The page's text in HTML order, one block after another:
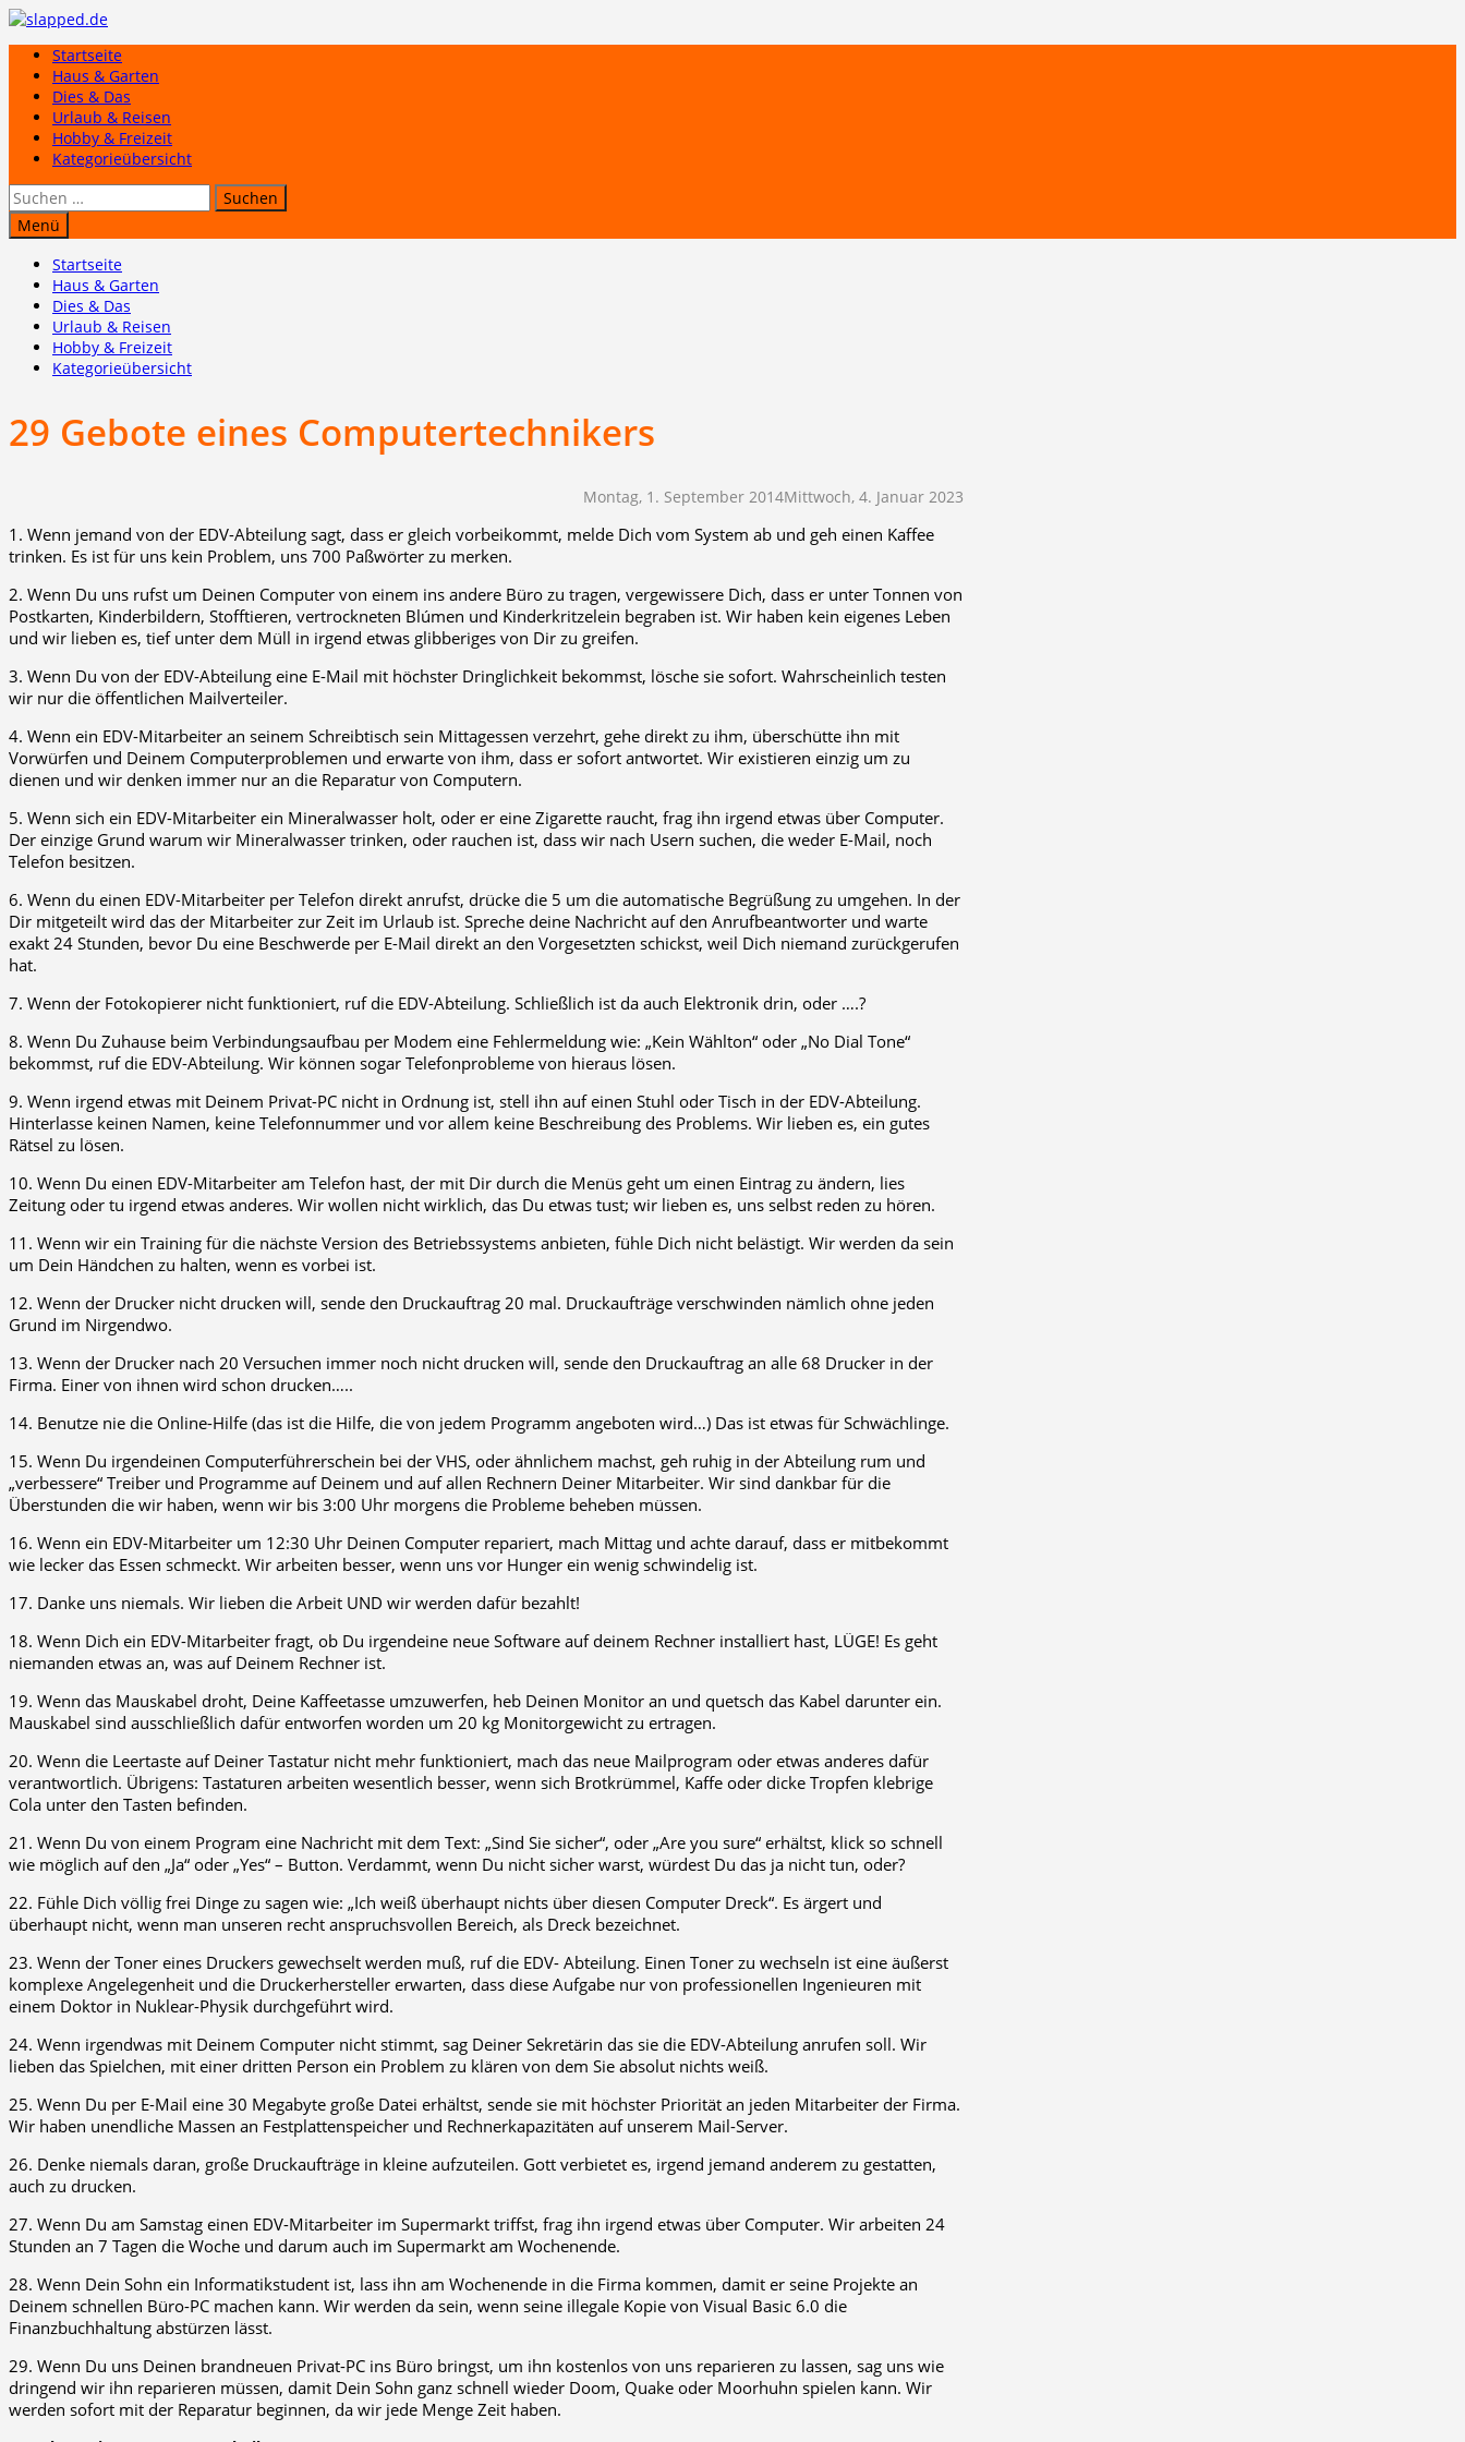
Zum
springenStartseite
Haus & Garten
Dies & Das
Urlaub & Reisen
Hobby & Freizeit
Kategorieübersicht
Suchen
nach:
Menü
Startseite
Haus & Garten
Dies & Das
Urlaub & Reisen
Hobby & Freizeit
Kategorieübersicht
29 Gebote eines Computertechnikers
Montag, 1. September 2014Mittwoch, 4. Januar 2023
1. Wenn jemand von der EDV-Abteilung sagt, dass er gleich vorbeikommt, melde Dich vom System ab und geh einen Kaffee
trinken. Es ist für uns kein Problem, uns 700 Paßwörter zu merken.
2. Wenn Du uns rufst um Deinen Computer von einem ins andere Büro zu tragen, vergewissere Dich, dass er unter Tonnen von
Postkarten, Kinderbildern, Stofftieren, vertrockneten Blúmen und Kinderkritzelein begraben ist. Wir haben kein eigenes Leben
und wir lieben es, tief unter dem Müll in irgend etwas glibberiges von Dir zu greifen.
3. Wenn Du von der EDV-Abteilung eine E-Mail mit höchster Dringlichkeit bekommst, lösche sie sofort. Wahrscheinlich testen
wir nur die öffentlichen Mailverteiler.
4. Wenn ein EDV-Mitarbeiter an seinem Schreibtisch sein Mittagessen verzehrt, gehe direkt zu ihm, überschütte ihn mit
Vorwürfen und Deinem Computerproblemen und erwarte von ihm, dass er sofort antwortet. Wir existieren einzig um zu
dienen und wir denken immer nur an die Reparatur von Computern.
5. Wenn sich ein EDV-Mitarbeiter ein Mineralwasser holt, oder er eine Zigarette raucht, frag ihn irgend etwas über Computer.
Der einzige Grund warum wir Mineralwasser trinken, oder rauchen ist, dass wir nach Usern suchen, die weder E-Mail, noch
Telefon besitzen.
6. Wenn du einen EDV-Mitarbeiter per Telefon direkt anrufst, drücke die 5 um die automatische Begrüßung zu umgehen. In der
Dir mitgeteilt wird das der Mitarbeiter zur Zeit im Urlaub ist. Spreche deine Nachricht auf den Anrufbeantworter und warte
exakt 24 Stunden, bevor Du eine Beschwerde per E-Mail direkt an den Vorgesetzten schickst, weil Dich niemand zurückgerufen
hat.
7. Wenn der Fotokopierer nicht funktioniert, ruf die EDV-Abteilung. Schließlich ist da auch Elektronik drin, oder ….?
8. Wenn Du Zuhause beim Verbindungsaufbau per Modem eine Fehlermeldung wie: „Kein Wählton“ oder „No Dial Tone“
bekommst, ruf die EDV-Abteilung. Wir können sogar Telefonprobleme von hieraus lösen.
9. Wenn irgend etwas mit Deinem Privat-PC nicht in Ordnung ist, stell ihn auf einen Stuhl oder Tisch in der EDV-Abteilung.
Hinterlasse keinen Namen, keine Telefonnummer und vor allem keine Beschreibung des Problems. Wir lieben es, ein gutes
Rätsel zu lösen.
10. Wenn Du einen EDV-Mitarbeiter am Telefon hast, der mit Dir durch die Menüs geht um einen Eintrag zu ändern, lies
Zeitung oder tu irgend etwas anderes. Wir wollen nicht wirklich, das Du etwas tust; wir lieben es, uns selbst reden zu hören.
11. Wenn wir ein Training für die nächste Version des Betriebssystems anbieten, fühle Dich nicht belästigt. Wir werden da sein
um Dein Händchen zu halten, wenn es vorbei ist.
12. Wenn der Drucker nicht drucken will, sende den Druckauftrag 20 mal. Druckaufträge verschwinden nämlich ohne jeden
Grund im Nirgendwo.
13. Wenn der Drucker nach 20 Versuchen immer noch nicht drucken will, sende den Druckauftrag an alle 68 Drucker in der
Firma. Einer von ihnen wird schon drucken…..
14. Benutze nie die Online-Hilfe (das ist die Hilfe, die von jedem Programm angeboten wird…) Das ist etwas für Schwächlinge.
15. Wenn Du irgendeinen Computerführerschein bei der VHS, oder ähnlichem machst, geh ruhig in der Abteilung rum und
„verbessere“ Treiber und Programme auf Deinem und auf allen Rechnern Deiner Mitarbeiter. Wir sind dankbar für die
Überstunden die wir haben, wenn wir bis 3:00 Uhr morgens die Probleme beheben müssen.
16. Wenn ein EDV-Mitarbeiter um 12:30 Uhr Deinen Computer repariert, mach Mittag und achte darauf, dass er mitbekommt
wie lecker das Essen schmeckt. Wir arbeiten besser, wenn uns vor Hunger ein wenig schwindelig ist.
17. Danke uns niemals. Wir lieben die Arbeit UND wir werden dafür bezahlt!
18. Wenn Dich ein EDV-Mitarbeiter fragt, ob Du irgendeine neue Software auf deinem Rechner installiert hast, LÜGE! Es geht
niemanden etwas an, was auf Deinem Rechner ist.
19. Wenn das Mauskabel droht, Deine Kaffeetasse umzuwerfen, heb Deinen Monitor an und quetsch das Kabel darunter ein.
Mauskabel sind ausschließlich dafür entworfen worden um 20 kg Monitorgewicht zu ertragen.
20. Wenn die Leertaste auf Deiner Tastatur nicht mehr funktioniert, mach das neue Mailprogram oder etwas anderes dafür
verantwortlich. Übrigens: Tastaturen arbeiten wesentlich besser, wenn sich Brotkrümmel, Kaffe oder dicke Tropfen klebrige
Cola unter den Tasten befinden.
21. Wenn Du von einem Program eine Nachricht mit dem Text: „Sind Sie sicher“, oder „Are you sure“ erhältst, klick so schnell
wie möglich auf den „Ja“ oder „Yes“ – Button. Verdammt, wenn Du nicht sicher warst, würdest Du das ja nicht tun, oder?
22. Fühle Dich völlig frei Dinge zu sagen wie: „Ich weiß überhaupt nichts über diesen Computer Dreck“. Es ärgert und
überhaupt nicht, wenn man unseren recht anspruchsvollen Bereich, als Dreck bezeichnet.
23. Wenn der Toner eines Druckers gewechselt werden muß, ruf die EDV- Abteilung. Einen Toner zu wechseln ist eine äußerst
komplexe Angelegenheit und die Druckerhersteller erwarten, dass diese Aufgabe nur von professionellen Ingenieuren mit
einem Doktor in Nuklear-Physik durchgeführt wird.
24. Wenn irgendwas mit Deinem Computer nicht stimmt, sag Deiner Sekretärin das sie die EDV-Abteilung anrufen soll. Wir
lieben das Spielchen, mit einer dritten Person ein Problem zu klären von dem Sie absolut nichts weiß.
25. Wenn Du per E-Mail eine 30 Megabyte große Datei erhältst, sende sie mit höchster Priorität an jeden Mitarbeiter der Firma.
Wir haben unendliche Massen an Festplattenspeicher und Rechnerkapazitäten auf unserem Mail-Server.
26. Denke niemals daran, große Druckaufträge in kleine aufzuteilen. Gott verbietet es, irgend jemand anderem zu gestatten,
auch zu drucken.
27. Wenn Du am Samstag einen EDV-Mitarbeiter im Supermarkt triffst, frag ihn irgend etwas über Computer. Wir arbeiten 24
Stunden an 7 Tagen die Woche und darum auch im Supermarkt am Wochenende.
28. Wenn Dein Sohn ein Informatikstudent ist, lass ihn am Wochenende in die Firma kommen, damit er seine Projekte an
Deinem schnellen Büro-PC machen kann. Wir werden da sein, wenn seine illegale Kopie von Visual Basic 6.0 die
Finanzbuchhaltung abstürzen lässt.
29. Wenn Du uns Deinen brandneuen Privat-PC ins Büro bringst, um ihn kostenlos von uns reparieren zu lassen, sag uns wie
dringend wir ihn reparieren müssen, damit Dein Sohn ganz schnell wieder Doom, Quake oder Moorhuhn spielen kann. Wir
werden sofort mit der Reparatur beginnen, da wir jede Menge Zeit haben.